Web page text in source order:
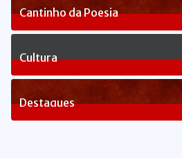
Cantinho da Poesia
1Posts
Cultura
81Posts
Destaques